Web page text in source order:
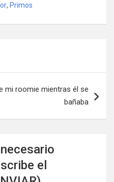
, Primos
mi roomie mientras él se
bañaba
el